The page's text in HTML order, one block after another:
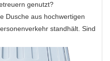
genutzt?
Dusche aus hochwertigen
standhält. Sind